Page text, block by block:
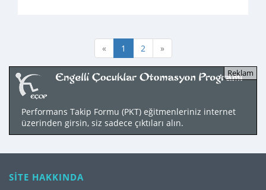
« 1 2 »
Performans Takip Formu (PKT) eğitmenleriniz internet
üzerinden girsin, siz sadece çıktıları alın.
SİTE HAKKINDA